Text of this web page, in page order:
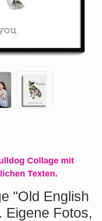
Collage mit
Texten.
"Old English
Eigene Fotos,